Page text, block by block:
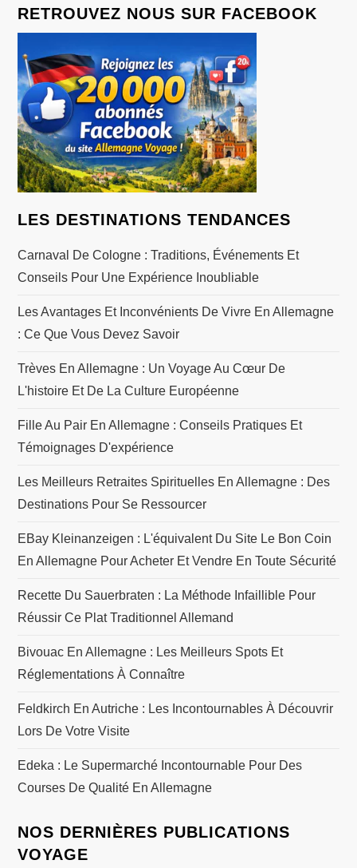
o
n
d
e
l
’
a
r
t
i
c
l
e
RETROUVEZ NOUS SUR FACEBOOK
LES DESTINATIONS TENDANCES
Carnaval De Cologne : Traditions, Événements Et
Conseils Pour Une Expérience Inoubliable
Les Avantages Et Inconvénients De Vivre En Allemagne
: Ce Que Vous Devez Savoir
Trèves En Allemagne : Un Voyage Au Cœur De
L'histoire Et De La Culture Européenne
Fille Au Pair En Allemagne : Conseils Pratiques Et
Témoignages D'expérience
Les Meilleurs Retraites Spirituelles En Allemagne : Des
Destinations Pour Se Ressourcer
EBay Kleinanzeigen : L'équivalent Du Site Le Bon Coin
En Allemagne Pour Acheter Et Vendre En Toute Sécurité
Recette Du Sauerbraten : La Méthode Infaillible Pour
Réussir Ce Plat Traditionnel Allemand
Bivouac En Allemagne : Les Meilleurs Spots Et
Réglementations À Connaître
Feldkirch En Autriche : Les Incontournables À Découvrir
Lors De Votre Visite
Edeka : Le Supermarché Incontournable Pour Des
Courses De Qualité En Allemagne
NOS DERNIÈRES PUBLICATIONS
VOYAGE